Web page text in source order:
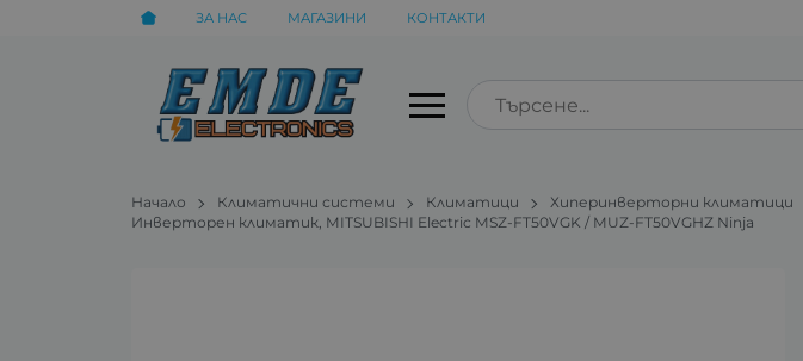
ЗА НАС МАГАЗИНИ КОНТАКТИ
Начало Климатични системи Климатици Хиперинверторни климатици
Инверторен климатик, MITSUBISHI Electric MSZ-FT50VGK / MUZ-FT50VGHZ Ninja